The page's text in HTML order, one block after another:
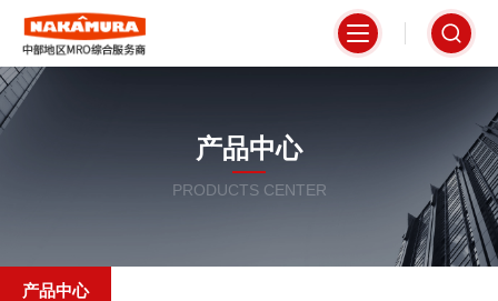
产品中心
PRODUCTS CENTER
产品中心